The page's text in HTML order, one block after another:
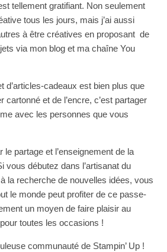
tellement gratifiant. Non seulement
tous les jours, mais j’ai aussi
à être créatives en proposant de
via mon blog et ma chaîne You
d’articles-cadeaux est bien plus que
cartonné et de l’encre, c’est partager
avec les personnes que vous
partage et l’enseignement de la
vous débutez dans l’artisanat du
la recherche de nouvelles idées, vous
le monde peut profiter de ce passe-
un moyen de faire plaisir au
toutes les occasions !
communauté de Stampin’ Up !